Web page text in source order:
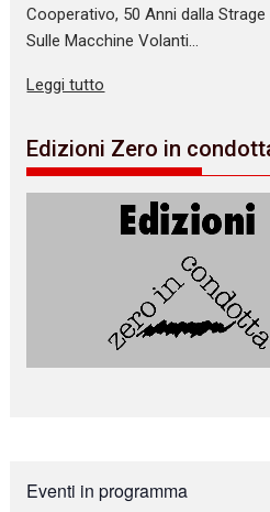
Cooperativo, 50 Anni dalla
Sulle Macchine Volanti…
Leggi tutto
Edizioni Zero in
Eventi in programma